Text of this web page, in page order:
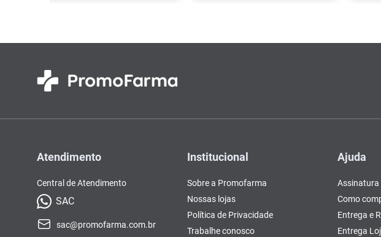
Atendimento
Central de Atendimento
SAC
sac@promofarma.com.br
Institucional
Sobre a Promofarma
Nossas lojas
Política de Privacidade
Trabalhe conosco
Ajuda
Assinatura
Como
Entrega e
Entrega